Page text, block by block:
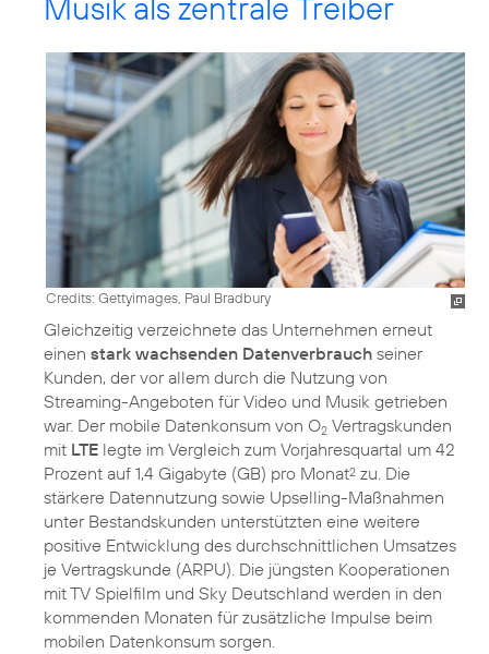
Credits: Gettyimages, Paul Bradbury
Gleichzeitig verzeichnete das Unternehmen erneut
einen stark wachsenden Datenverbrauch seiner
Kunden, der vor allem durch die Nutzung von
Streaming-Angeboten für Video und Musik getrieben
war. Der mobile Datenkonsum von O2 Vertragskunden
mit LTE legte im Vergleich zum Vorjahresquartal um 42
Prozent auf 1,4 Gigabyte (GB) pro Monat2 zu. Die
stärkere Datennutzung sowie Upselling-Maßnahmen
unter Bestandskunden unterstützten eine weitere
positive Entwicklung des durchschnittlichen Umsatzes
je Vertragskunde (ARPU). Die jüngsten Kooperationen
mit TV Spielfilm und Sky Deutschland werden in den
kommenden Monaten für zusätzliche Impulse beim
mobilen Datenkonsum sorgen.